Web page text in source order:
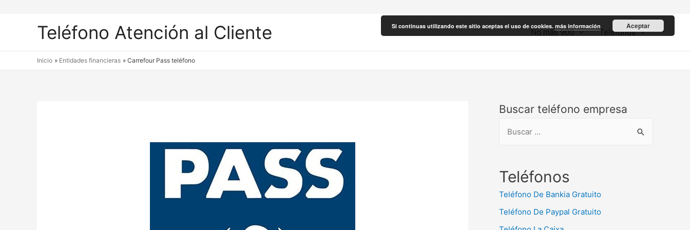
Teléfono Atención al Cliente No más 900 Teléfonos
Inicio Entidades financieras Carrefour Pass teléfono
Buscar teléfono empresa
c
Teléfonos
Teléfono De Bankia Gratuito
Teléfono De Paypal Gratuito
Si continuas utilizando este sitio aceptas el uso de cookies. más información Aceptar